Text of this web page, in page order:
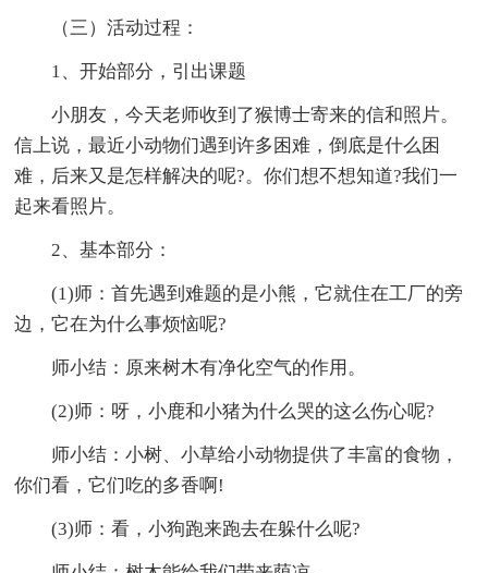
（三）活动过程：
1、开始部分，引出课题
小朋友，今天老师收到了猴博士寄来的信和照片。
信上说，最近小动物们遇到许多困难，倒底是什么困
难，后来又是怎样解决的呢?。你们想不想知道?我们一
起来看照片。
2、基本部分：
(1)师：首先遇到难题的是小熊，它就住在工厂的旁
边，它在为什么事烦恼呢?
师小结：原来树木有净化空气的作用。
(2)师：呀，小鹿和小猪为什么哭的这么伤心呢?
师小结：小树、小草给小动物提供了丰富的食物，
你们看，它们吃的多香啊!
(3)师：看，小狗跑来跑去在躲什么呢?